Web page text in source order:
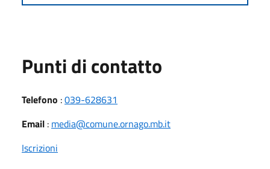
Punti di contatto
Telefono :039-628631
Email : media@comune.ornago.mb.it
Iscrizioni